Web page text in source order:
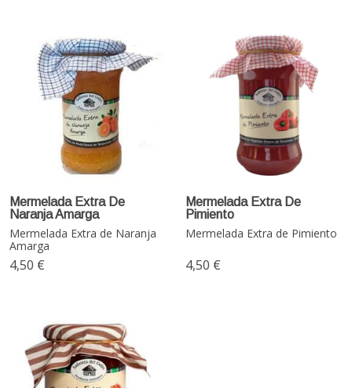
Mermelada Extra De
Naranja Amarga
Mermelada Extra de Naranja
Amarga
4,50 €
Mermelada Extra De
Pimiento
Mermelada Extra de Pimiento
4,50 €